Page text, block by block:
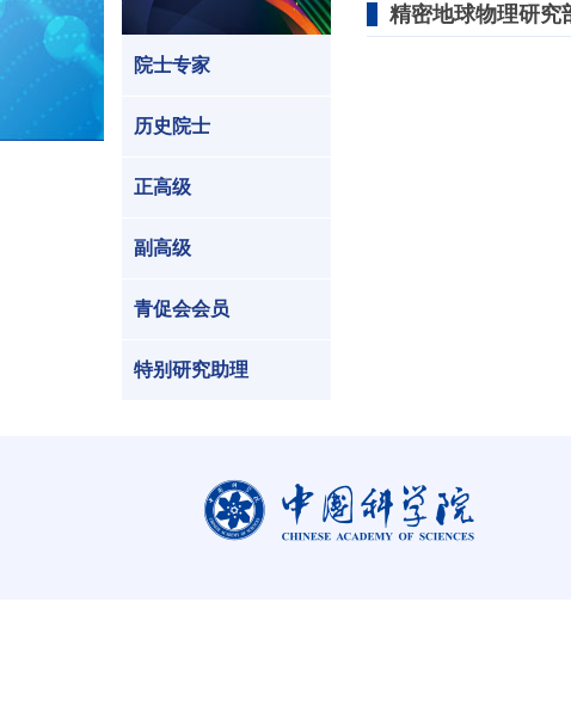
院士专家
历史院士
正高级
副高级
青促会会员
特别研究助理
精密地球物理研究